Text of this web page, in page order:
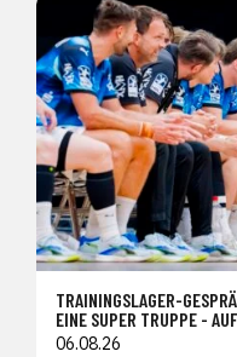
TRAININGSLAGER-
EINE SUPER TRUPPE -
06.08.26